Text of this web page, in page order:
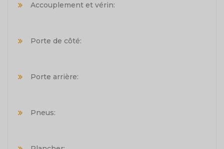
Accouplement et vérin:
Porte de côté:
Porte arrière:
Pneus: